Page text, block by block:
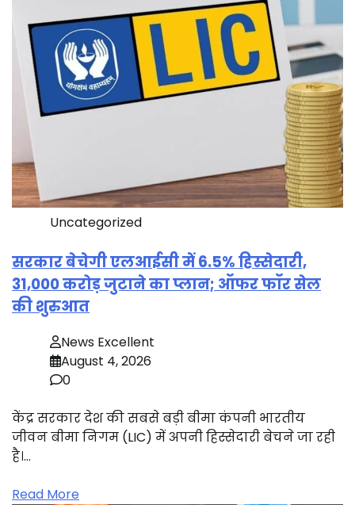
Uncategorized
सरकार बेचेगी एलआईसी में 6.5% हिस्सेदारी,
31,000 करोड़ जुटाने का प्लान; ऑफर फॉर सेल
की शुरुआत
News Excellent
August 4, 2026
0
केंद्र सरकार देश की सबसे बड़ी बीमा कंपनी भारतीय
जीवन बीमा निगम (LIC) में अपनी हिस्सेदारी बेचने जा रही
है।…
Read More